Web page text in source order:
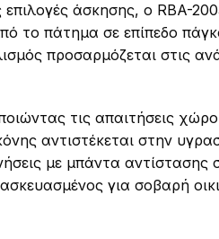
άσκησης, ο RBA-
το πάτημα σε επίπεδο
προσαρμόζεται στις
τις απαιτήσεις
αντιστέκεται στην
με μπάντα αντίστασης
για σοβαρή